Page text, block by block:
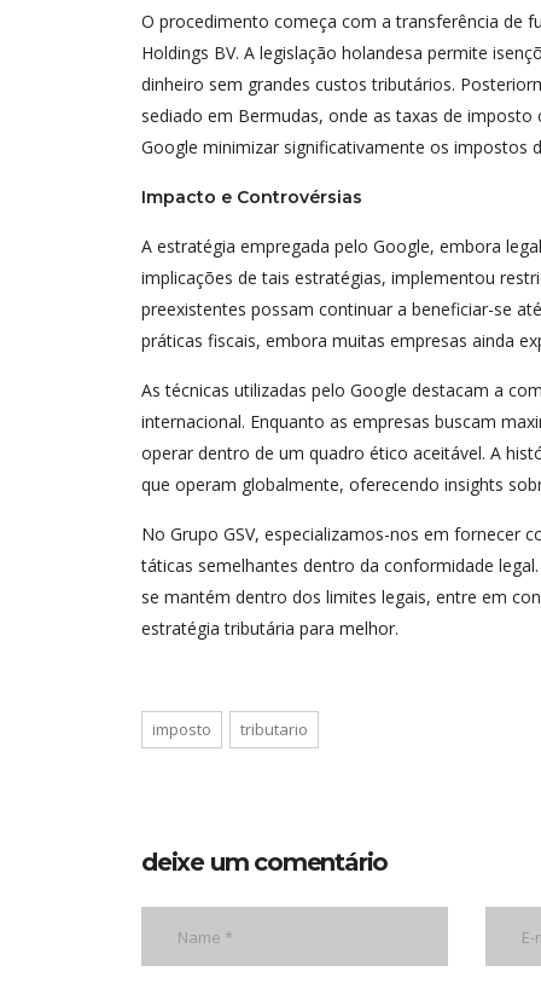
O procedimento começa com a transferência de
Holdings BV. A legislação holandesa permite
dinheiro sem grandes custos tributários.
sediado em Bermudas, onde as taxas de
Google minimizar significativamente os impostos
Impacto e Controvérsias
A estratégia empregada pelo Google, embora
implicações de tais estratégias, implementou
preexistentes possam continuar a beneficiar-se
práticas fiscais, embora muitas empresas ainda
As técnicas utilizadas pelo Google destacam a
internacional. Enquanto as empresas buscam
operar dentro de um quadro ético aceitável. A
que operam globalmente, oferecendo insights
No Grupo GSV, especializamos-nos em fornecer
táticas semelhantes dentro da conformidade
se mantém dentro dos limites legais, entre em
estratégia tributária para melhor.
imposto tributario
deixe um comentário